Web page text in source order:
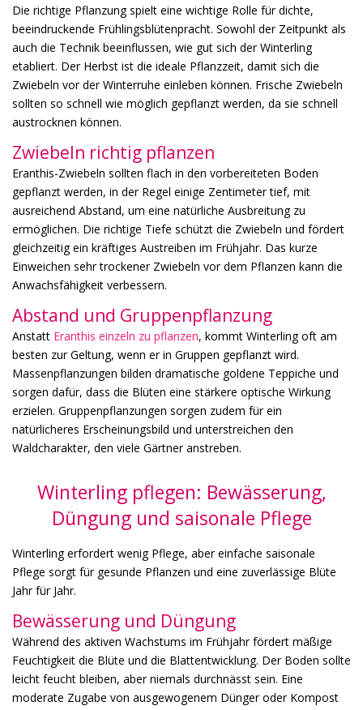
Die richtige Pflanzung spielt eine wichtige Rolle für dichte,
beeindruckende Frühlingsblütenpracht. Sowohl der Zeitpunkt als
auch die Technik beeinflussen, wie gut sich der Winterling
etabliert. Der Herbst ist die ideale Pflanzzeit, damit sich die
Zwiebeln vor der Winterruhe einleben können. Frische Zwiebeln
sollten so schnell wie möglich gepflanzt werden, da sie schnell
austrocknen können.
Zwiebeln richtig pflanzen
Eranthis-Zwiebeln sollten flach in den vorbereiteten Boden
gepflanzt werden, in der Regel einige Zentimeter tief, mit
ausreichend Abstand, um eine natürliche Ausbreitung zu
ermöglichen. Die richtige Tiefe schützt die Zwiebeln und fördert
gleichzeitig ein kräftiges Austreiben im Frühjahr. Das kurze
Einweichen sehr trockener Zwiebeln vor dem Pflanzen kann die
Anwachsfähigkeit verbessern.
Abstand und Gruppenpflanzung
Anstatt Eranthis einzeln zu pflanzen, kommt Winterling oft am
besten zur Geltung, wenn er in Gruppen gepflanzt wird.
Massenpflanzungen bilden dramatische goldene Teppiche und
sorgen dafür, dass die Blüten eine stärkere optische Wirkung
erzielen. Gruppenpflanzungen sorgen zudem für ein
natürlicheres Erscheinungsbild und unterstreichen den
Waldcharakter, den viele Gärtner anstreben.
Winterling pflegen: Bewässerung,
Düngung und saisonale Pflege
Winterling erfordert wenig Pflege, aber einfache saisonale
Pflege sorgt für gesunde Pflanzen und eine zuverlässige Blüte
Jahr für Jahr.
Bewässerung und Düngung
Während des aktiven Wachstums im Frühjahr fördert mäßige
Feuchtigkeit die Blüte und die Blattentwicklung. Der Boden sollte
leicht feucht bleiben, aber niemals durchnässt sein. Eine
moderate Zugabe von ausgewogenem Dünger oder Kompost